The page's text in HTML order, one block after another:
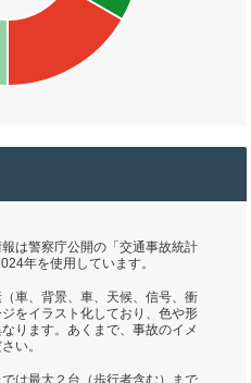
は警察庁公開の「交通事故統計
年を使用しています。
車、背景、車、天候、信号、衝
をイラスト化しており、色や形
ります。あくまで、事故のイメ
い。
は最大２台（歩行者含む）まで